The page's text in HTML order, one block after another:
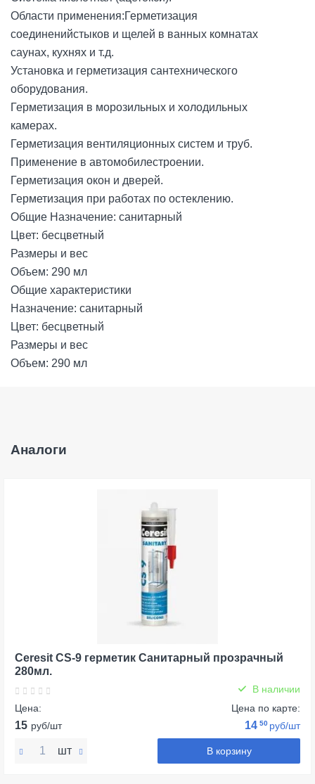
Области применения:Герметизация
соединенийстыков и щелей в ванных комнатах
саунах, кухнях и т.д.
Установка и герметизация сантехнического
оборудования.
Герметизация в морозильных и холодильных
камерах.
Герметизация вентиляционных систем и труб.
Применение в автомобилестроении.
Герметизация окон и дверей.
Герметизация при работах по остеклению.
Общие Назначение: санитарный
Цвет: бесцветный
Размеры и вес
Объем: 290 мл
Общие характеристики
Назначение: санитарный
Цвет: бесцветный
Размеры и вес
Объем: 290 мл
Аналоги
Ceresit CS-9 герметик Санитарный прозрачный
280мл.
В наличии
Цена:
15 руб/шт
Цена по карте:
14 50 руб/шт
шт В корзину